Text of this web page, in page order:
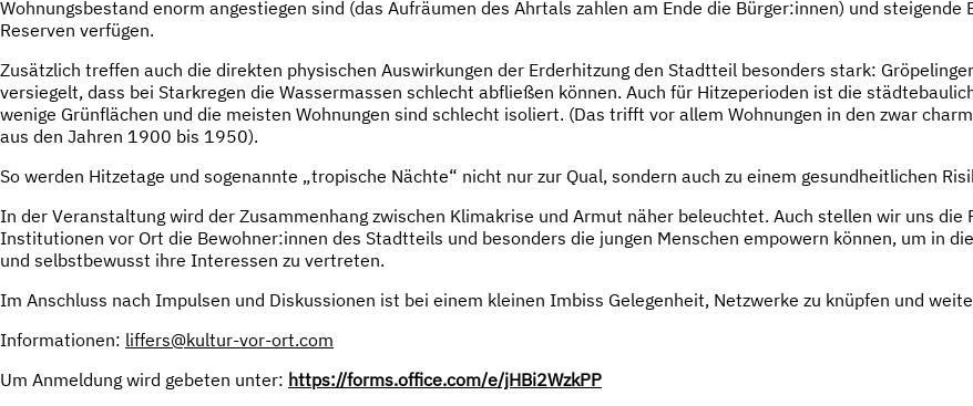
Wohnungsbestand enorm angestiegen sind (das Aufräumen des Ahrtals zahlen am Ende die Bürger:innen) und
Reserven verfügen.
Zusätzlich treffen auch die direkten physischen Auswirkungen der Erderhitzung den Stadtteil besonders stark:
versiegelt, dass bei Starkregen die Wassermassen schlecht abfließen können. Auch für Hitzeperioden ist die
wenige Grünflächen und die meisten Wohnungen sind schlecht isoliert. (Das trifft vor allem Wohnungen in den zwar
aus den Jahren 1900 bis 1950).
So werden Hitzetage und sogenannte „tropische Nächte“ nicht nur zur Qual, sondern auch zu einem gesundheitlichen
In der Veranstaltung wird der Zusammenhang zwischen Klimakrise und Armut näher beleuchtet. Auch stellen wir uns
Institutionen vor Ort die Bewohner:innen des Stadtteils und besonders die jungen Menschen empowern können, um in
und selbstbewusst ihre Interessen zu vertreten.
Im Anschluss nach Impulsen und Diskussionen ist bei einem kleinen Imbiss Gelegenheit, Netzwerke zu knüpfen und
Informationen: liffers@kultur-vor-ort.com
Um Anmeldung wird gebeten unter: https://forms.office.com/e/jHBi2WzkPP